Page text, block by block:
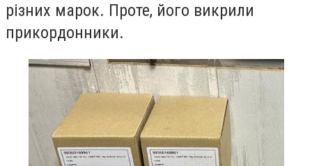
різних марок. Проте, його викрили
прикордонники.